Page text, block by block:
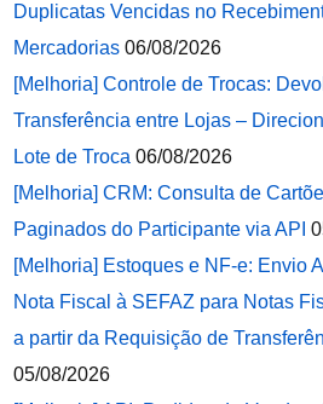
Duplicatas Vencidas no
Mercadorias 06/08/2026
[Melhoria] Controle de Trocas:
Transferência entre Lojas –
Lote de Troca 06/08/2026
[Melhoria] CRM: Consulta de
Paginados do Participante via API
[Melhoria] Estoques e NF-e: Envio
Nota Fiscal à SEFAZ para Notas
a partir da Requisição de
05/08/2026